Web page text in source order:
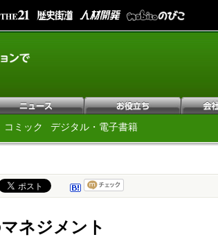
コミック デジタル・電子書籍
ネジメント